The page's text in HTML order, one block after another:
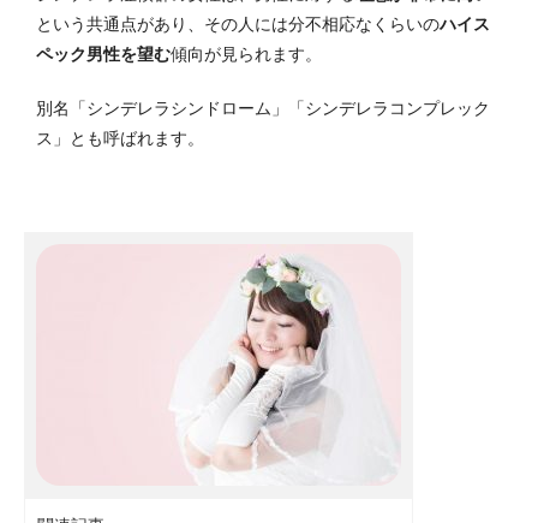
という共通点があり、その人には分不相応なくらいのハイス
ペック男性を望む傾向が見られます。
別名「シンデレラシンドローム」「シンデレラコンプレック
ス」とも呼ばれます。